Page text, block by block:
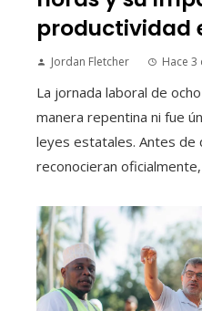
productividad
Jordan Fletcher Hace 3
La jornada laboral de
manera repentina ni fue
leyes estatales. Antes de
reconocieran